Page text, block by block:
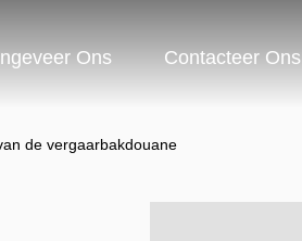
Ons Contacteer Ons
de vergaarbakdouane